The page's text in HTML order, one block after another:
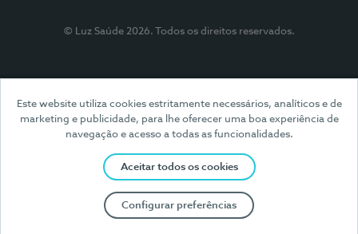
Este website utiliza cookies estritamente necessários, analíticos e de
marketing e publicidade, para lhe oferecer uma boa experiência de
navegação e acesso a todas as funcionalidades.
Aceitar todos os cookies
Configurar preferências
© Luz Saúde 2026. Todos os direitos reservados.